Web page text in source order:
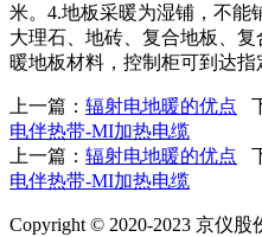
米。4.地板采暖为湿铺，不能
大理石、地砖、复合地板、
暖地板材料，控制柜可到达指
上一篇： 辐射电地暖的优点
电伴热带-MI加热电缆
上一篇： 辐射电地暖的优点
电伴热带-MI加热电缆
Copyright © 2020-2023 京仪